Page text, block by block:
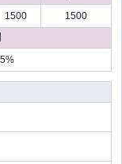
1500
1500